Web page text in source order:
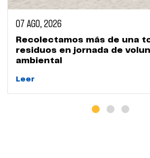
07 AGO, 2026
Recolectamos más de una
residuos en jornada de
ambiental
Leer